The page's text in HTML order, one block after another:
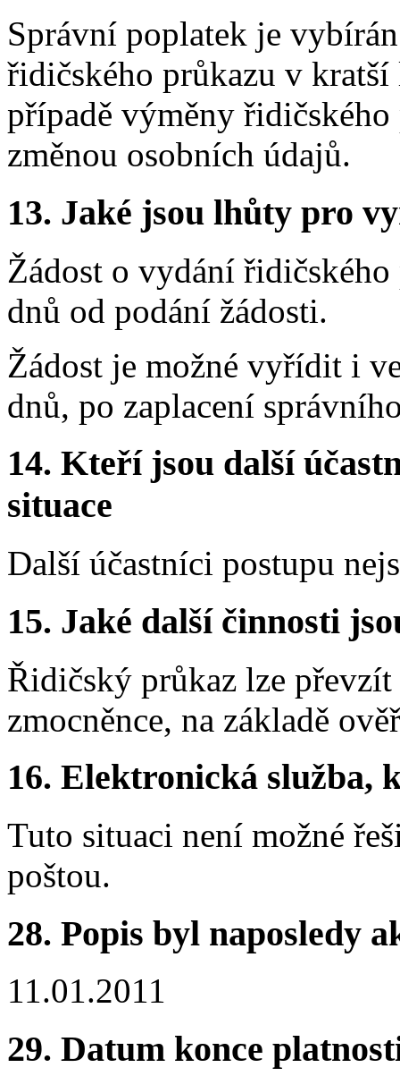
Správní poplatek je
řidičského průkazu v
případě výměny řidičského
změnou osobních údajů.
13. Jaké jsou lhůty pro
Žádost o vydání
dnů od podání žádosti.
Žádost je možné vyřídit i
dnů, po zaplacení
14. Kteří jsou další
situace
Další účastníci postupu
15. Jaké další činnosti
Řidičský průkaz lze
zmocněnce, na základě
16. Elektronická služba,
Tuto situaci není možné
poštou.
28. Popis byl naposledy
11.01.2011
29. Datum konce